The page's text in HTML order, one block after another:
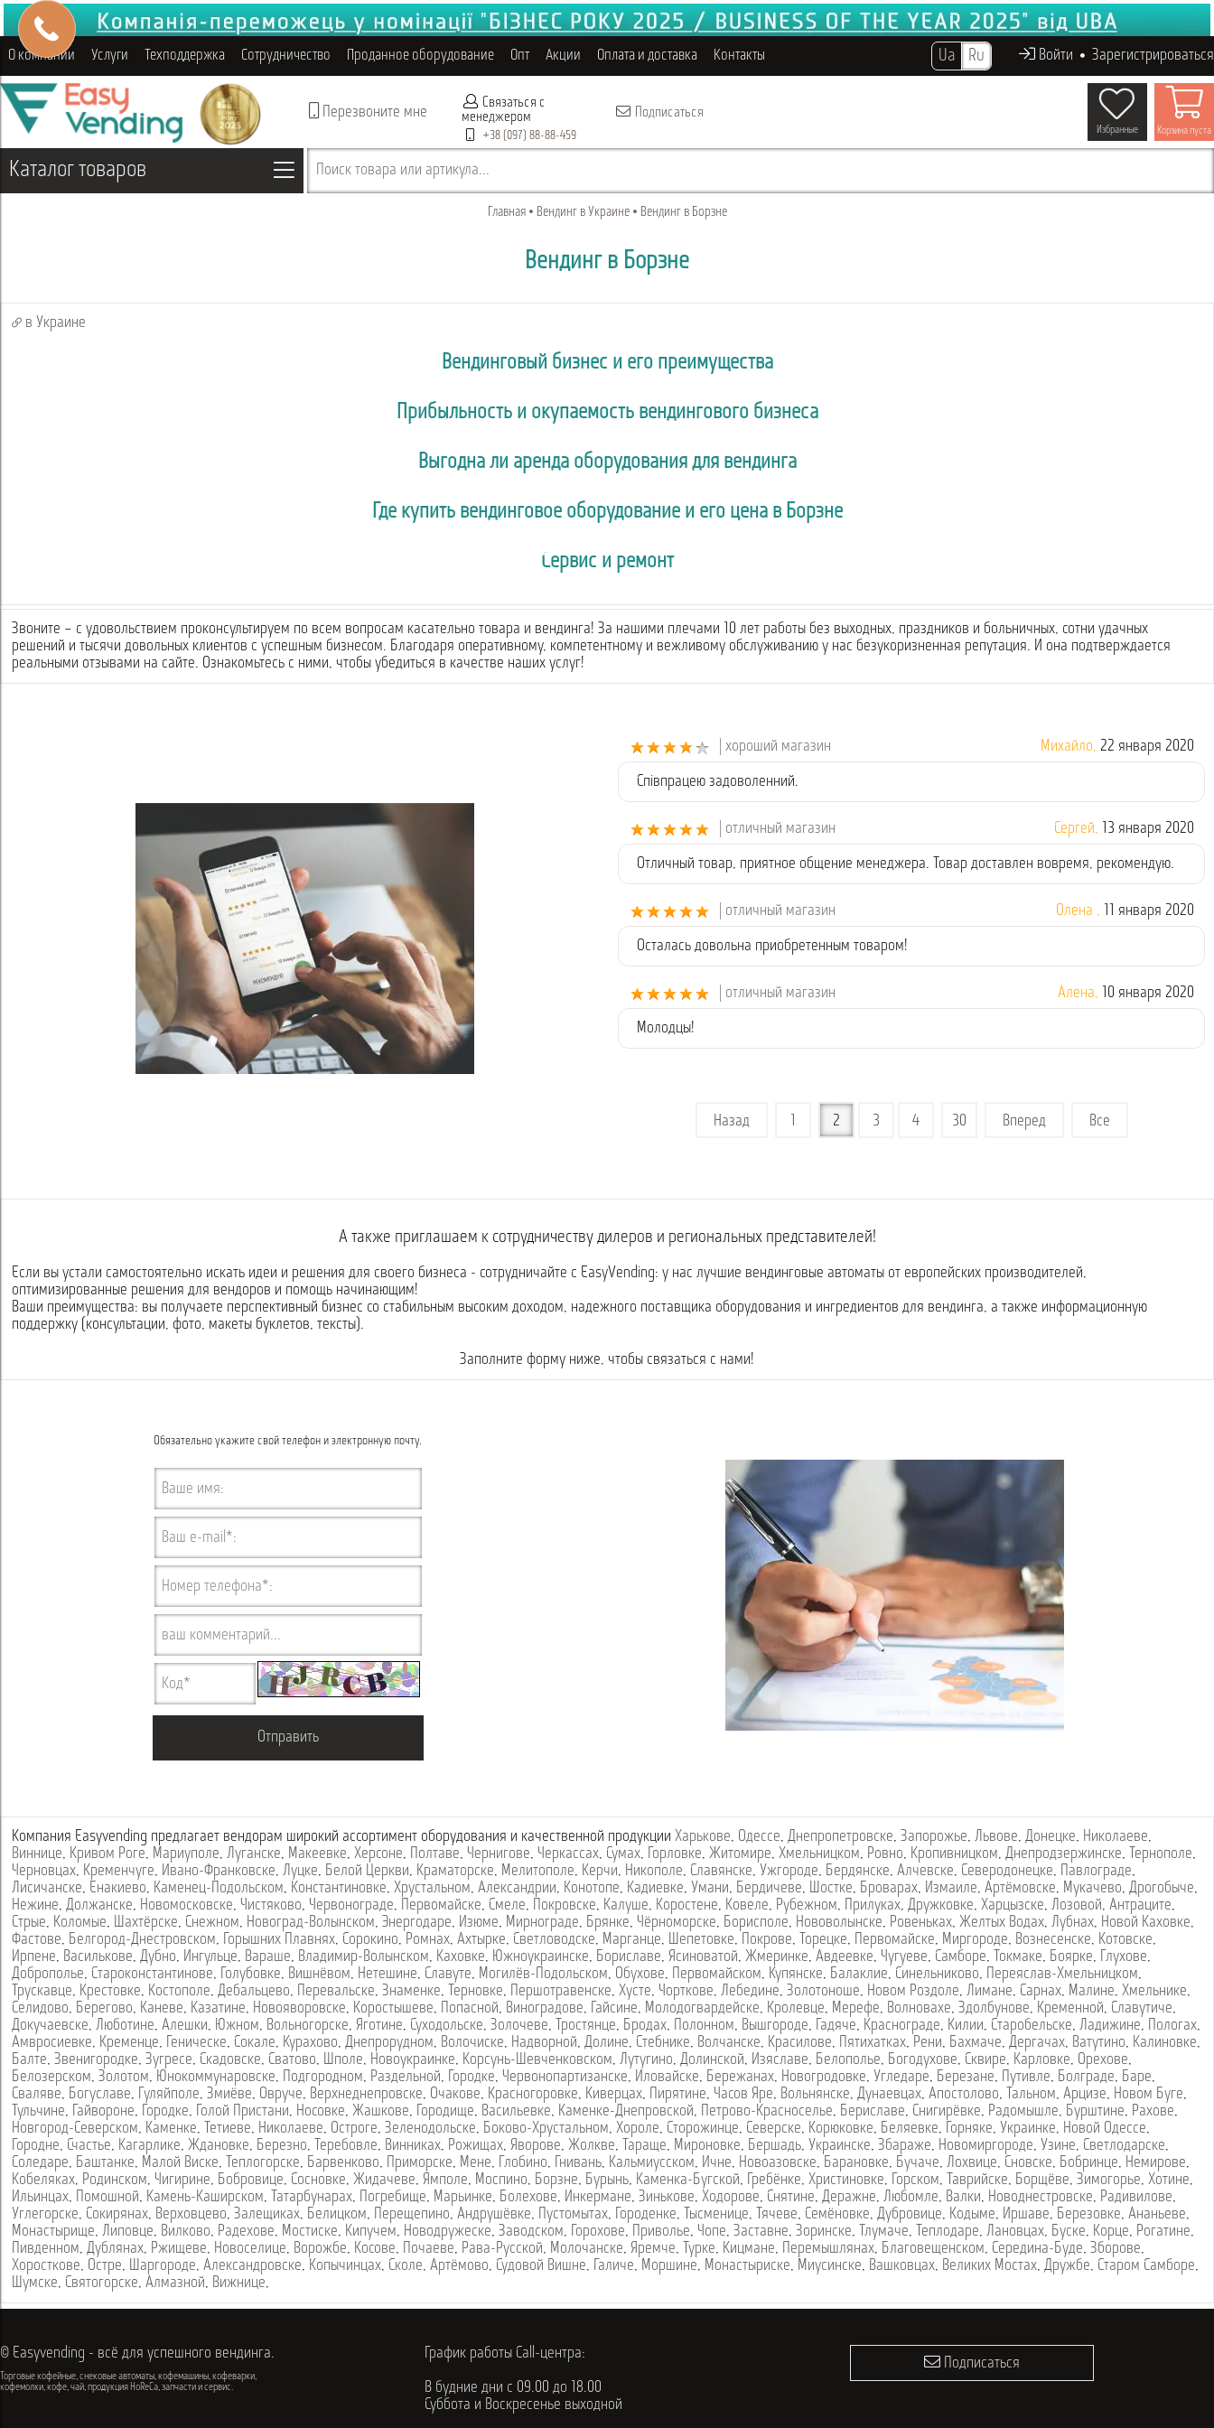
Войти Зарегистрироваться
Ua Ru
О компании Услуги Техподдержка Сотрудничество Проданное оборудование Опт Акции Оплата и доставка Контакты
Перезвоните мне
Связаться с
менеджером
+38 (097) 88-88-459
Подписаться
Корзина пуста
Избранные
Каталог товаров Поиск товара или артикула...
Главная Вендинг в Украине Вендинг в Борзне
Вендинг в Борзне
в Украине
Вендинговый бизнес и его преимущества
Прибыльность и окупаемость вендингового бизнеса
Выгодна ли аренда оборудования для вендинга
Где купить вендинговое оборудование и его цена в Борзне
Сервис и ремонт
Звоните – с удовольствием проконсультируем по всем вопросам касательно товара и вендинга! За нашими плечами 10 лет работы без выходных, праздников и больничных, сотни удачных
решений и тысячи довольных клиентов с успешным бизнесом. Благодаря оперативному, компетентному и вежливому обслуживанию у нас безукоризненная репутация. И она подтверждается
реальными отзывами на сайте. Ознакомьтесь с ними, чтобы убедиться в качестве наших услуг!
| хороший магазин Михайло, 22 января 2020
Співпрацею задоволенний.
| отличный магазин Сергей, 13 января 2020
Отличный товар, приятное общение менеджера. Товар доставлен вовремя, рекомендую.
| отличный магазин Олена , 11 января 2020
Осталась довольна приобретенным товаром!
| отличный магазин Алена, 10 января 2020
Молодцы!
Назад 1 2 3 4 30 Вперед Все
А также приглашаем к сотрудничеству дилеров и региональных представителей!
Если вы устали самостоятельно искать идеи и решения для своего бизнеса - сотрудничайте с EasyVending: у нас лучшие вендинговые автоматы от европейских производителей,
оптимизированные решения для вендоров и помощь начинающим!
Ваши преимущества: вы получаете перспективный бизнес со стабильным высоким доходом, надежного поставщика оборудования и ингредиентов для вендинга, а также информационную
поддержку (консультации, фото, макеты буклетов, тексты).
Заполните форму ниже, чтобы связаться с нами!
Обязательно укажите свой телефон и электронную почту.
Компания Easyvending предлагает вендорам широкий ассортимент оборудования и качественной продукции Харькове, Одессе, Днепропетровске, Запорожье, Львове, Донецке, Николаеве,
Виннице, Кривом Роге, Мариуполе, Луганске, Макеевке, Херсоне, Полтаве, Чернигове, Черкассах, Сумах, Горловке, Житомире, Хмельницком, Ровно, Кропивницком, Днепродзержинске, Тернополе,
Черновцах, Кременчуге, Ивано-Франковске, Луцке, Белой Церкви, Краматорске, Мелитополе, Керчи, Никополе, Славянске, Ужгороде, Бердянске, Алчевске, Северодонецке, Павлограде,
Лисичанске, Енакиево, Каменец-Подольском, Константиновке, Хрустальном, Александрии, Конотопе, Кадиевке, Умани, Бердичеве, Шостке, Броварах, Измаиле, Артёмовске, Мукачево, Дрогобыче,
Нежине, Должанске, Новомосковске, Чистяково, Червонограде, Первомайске, Смеле, Покровске, Калуше, Коростене, Ковеле, Рубежном, Прилуках, Дружковке, Харцызске, Лозовой, Антраците,
Стрые, Коломые, Шахтёрске, Снежном, Новоград-Волынском, Энергодаре, Изюме, Мирнограде, Брянке, Чёрноморске, Борисполе, Нововолынске, Ровеньках, Желтых Водах, Лубнах, Новой Каховке,
Фастове, Белгород-Днестровском, Горышних Плавнях, Сорокино, Ромнах, Ахтырке, Светловодске, Марганце, Шепетовке, Покрове, Торецке, Первомайске, Миргороде, Вознесенске, Котовске,
Ирпене, Василькове, Дубно, Ингульце, Вараше, Владимир-Волынском, Каховке, Южноукраинске, Бориславе, Ясиноватой, Жмеринке, Авдеевке, Чугуеве, Самборе, Токмаке, Боярке, Глухове,
Доброполье, Староконстантинове, Голубовке, Вишнёвом, Нетешине, Славуте, Могилёв-Подольском, Обухове, Первомайском, Купянске, Балаклие, Синельниково, Переяслав-Хмельницком,
Трускавце, Крестовке, Костополе, Дебальцево, Перевальске, Знаменке, Терновке, Першотравенске, Хусте, Чорткове, Лебедине, Золотоноше, Новом Роздоле, Лимане, Сарнах, Малине, Хмельнике,
Селидово, Берегово, Каневе, Казатине, Новояворовске, Коростышеве, Попасной, Виноградове, Гайсине, Молодогвардейске, Кролевце, Мерефе, Волновахе, Здолбунове, Кременной, Славутиче,
Докучаевске, Люботине, Алешки, Южном, Вольногорске, Яготине, Суходольске, Золочеве, Тростянце, Бродах, Полонном, Вышгороде, Гадяче, Краснограде, Килии, Старобельске, Ладижине, Пологах,
Амвросиевке, Кременце, Геническе, Сокале, Курахово, Днепрорудном, Волочиске, Надворной, Долине, Стебнике, Волчанске, Красилове, Пятихатках, Рени, Бахмаче, Дергачах, Ватутино, Калиновке,
Балте, Звенигородке, Зугресе, Скадовске, Сватово, Шполе, Новоукраинке, Корсунь-Шевченковском, Лутугино, Долинской, Изяславе, Белополье, Богодухове, Сквире, Карловке, Орехове,
Белозерском, Золотом, Юнокоммунаровске, Подгородном, Раздельной, Городке, Червонопартизанске, Иловайске, Бережанах, Новогродовке, Угледаре, Березане, Путивле, Болграде, Баре,
Сваляве, Богуславе, Гуляйполе, Змиёве, Овруче, Верхнеднепровске, Очакове, Красногоровке, Киверцах, Пирятине, Часов Яре, Вольнянске, Дунаевцах, Апостолово, Тальном, Арцизе, Новом Буге,
Тульчине, Гайвороне, Городке, Голой Пристани, Носовке, Жашкове, Городище, Васильевке, Каменке-Днепровской, Петрово-Красноселье, Бериславе, Снигирёвке, Радомышле, Бурштине, Рахове,
Новгород-Северском, Каменке, Тетиеве, Николаеве, Остроге, Зеленодольске, Боково-Хрустальном, Хороле, Сторожинце, Северске, Корюковке, Беляевке, Горняке, Украинке, Новой Одессе,
Городне, Счастье, Кагарлике, Ждановке, Березно, Теребовле, Винниках, Рожищах, Яворове, Жолкве, Тараще, Мироновке, Бершадь, Украинске, Збараже, Новомиргороде, Узине, Светлодарске,
Соледаре, Баштанке, Малой Виске, Теплогорске, Барвенково, Приморске, Мене, Глобино, Гнивань, Кальмиусском, Ичне, Новоазовске, Барановке, Бучаче, Лохвице, Сновске, Бобринце, Немирове,
Кобеляках, Родинском, Чигирине, Бобровице, Сосновке, Жидачеве, Ямполе, Моспино, Борзне, Бурынь, Каменка-Бугской, Гребёнке, Христиновке, Горском, Таврийске, Борщёве, Зимогорье, Хотине,
Ильинцах, Помошной, Камень-Каширском, Татарбунарах, Погребище, Марьинке, Болехове, Инкермане, Зинькове, Ходорове, Снятине, Деражне, Любомле, Валки, Новоднестровске, Радивилове,
Углегорске, Сокирянах, Верховцево, Залещиках, Белицком, Перещепино, Андрушёвке, Пустомытах, Городенке, Тысменице, Тячеве, Семёновке, Дубровице, Кодыме, Иршаве, Березовке, Ананьеве,
Монастырище, Липовце, Вилково, Радехове, Мостиске, Кипучем, Новодружеске, Заводском, Горохове, Приволье, Чопе, Заставне, Зоринске, Тлумаче, Теплодаре, Лановцах, Буске, Корце, Рогатине,
Пивденном, Дублянах, Ржищеве, Новоселице, Ворожбе, Косове, Почаеве, Рава-Русской, Молочанске, Яремче, Турке, Кицмане, Перемышлянах, Благовещенском, Середина-Буде, Зборове,
Хоросткове, Остре, Шаргороде, Александровске, Копычинцах, Сколе, Артёмово, Судовой Вишне, Галиче, Моршине, Монастыриске, Миусинске, Вашковцах, Великих Мостах, Дружбе, Старом Самборе,
Шумске, Святогорске, Алмазной, Вижнице,
© Easyvending - всё для успешного вендинга.
Торговые кофейные, снековые автоматы, кофемашины, кофеварки,
кофемолки, кофе, чай, продукция HoReCa, запчасти и сервис.
График работы Call-центра:
В будние дни с 09.00 до 18.00
Суббота и Воскресенье выходной
Подписаться